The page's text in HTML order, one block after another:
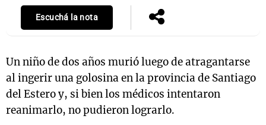
Escuchá la nota
Un niño de dos años murió luego de atragantarse
al ingerir una golosina en la provincia de Santiago
del Estero y, si bien los médicos intentaron
reanimarlo, no pudieron lograrlo.
Notas
Mundial 2026